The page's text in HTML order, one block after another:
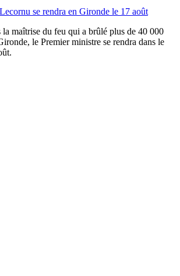
se rendra en Gironde le 17 août
la maîtrise du feu qui a brûlé plus de 40 000
le Premier ministre se rendra dans le